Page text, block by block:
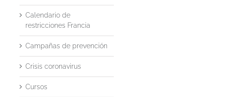
Calendario de
restricciones Francia
Campañas de prevención
Crisis coronavirus
Cursos